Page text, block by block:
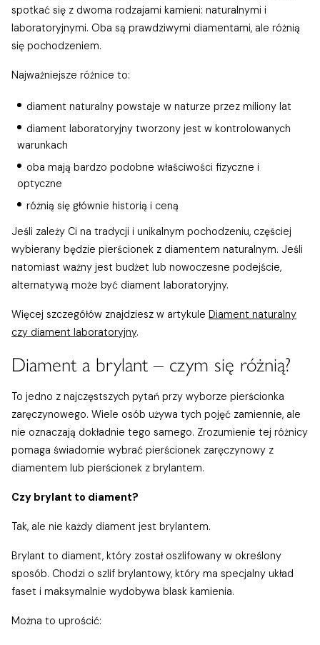
spotkać się z dwoma rodzajami kamieni: naturalnymi i
laboratoryjnymi. Oba są prawdziwymi diamentami, ale różnią
się pochodzeniem.
Najważniejsze różnice to:
diament naturalny powstaje w naturze przez miliony lat
diament laboratoryjny tworzony jest w kontrolowanych
warunkach
oba mają bardzo podobne właściwości fizyczne i
optyczne
różnią się głównie historią i ceną
Jeśli zależy Ci na tradycji i unikalnym pochodzeniu, częściej
wybierany będzie pierścionek z diamentem naturalnym. Jeśli
natomiast ważny jest budżet lub nowoczesne podejście,
alternatywą może być diament laboratoryjny.
Więcej szczegółów znajdziesz w artykule Diament naturalny
czy diament laboratoryjny.
Diament a brylant – czym się różnią?
To jedno z najczęstszych pytań przy wyborze pierścionka
zaręczynowego. Wiele osób używa tych pojęć zamiennie, ale
nie oznaczają dokładnie tego samego. Zrozumienie tej różnicy
pomaga świadomie wybrać pierścionek zaręczynowy z
diamentem lub pierścionek z brylantem.
Czy brylant to diament?
Tak, ale nie każdy diament jest brylantem.
Brylant to diament, który został oszlifowany w określony
sposób. Chodzi o szlif brylantowy, który ma specjalny układ
faset i maksymalnie wydobywa blask kamienia.
Można to uprościć: